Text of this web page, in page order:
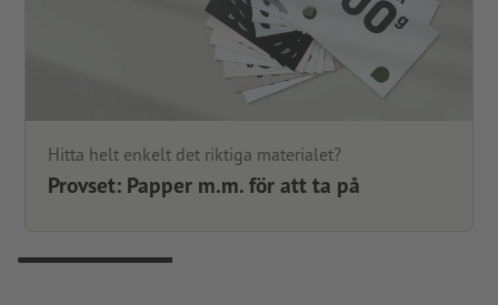
Hitta helt enkelt det riktiga materialet?
Provset: Papper m.m. för att ta på